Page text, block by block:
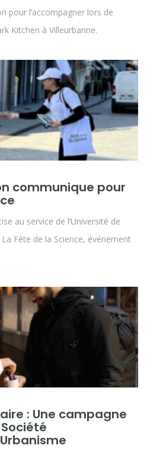
pour l’accompagner lors de
Kitchen à Villeurbanne.
communique pour
au service de l’Université de
Fête de la Science, événement
: Une campagne